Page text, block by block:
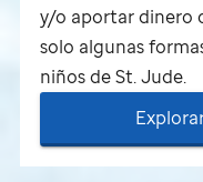
y/o aportar dinero
solo algunas
niños deSt. Jude.